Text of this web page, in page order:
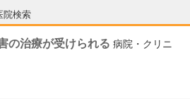
院検索
の治療が受けられる 病院・クリニ